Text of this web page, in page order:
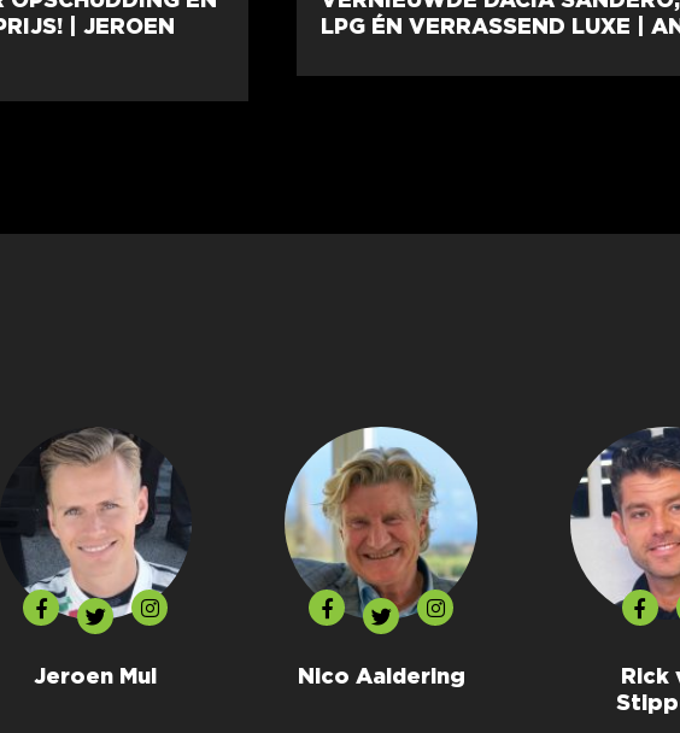
| JEROEN
LPG ÉN VERRASSEND LUXE |
Jeroen Mul Nico Aaldering
Rick